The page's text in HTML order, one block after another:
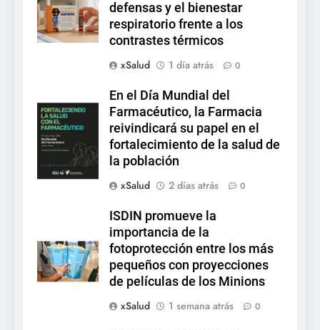
defensas y el bienestar
respiratorio frente a los
contrastes térmicos
xSalud
1 día atrás 0
En el Día Mundial del
Farmacéutico, la Farmacia
reivindicará su papel en el
fortalecimiento de la salud de
la población
xSalud
2 días atrás 0
ISDIN promueve la
importancia de la
fotoprotección entre los más
pequeños con proyecciones
de películas de los Minions
xSalud
1 semana atrás 0